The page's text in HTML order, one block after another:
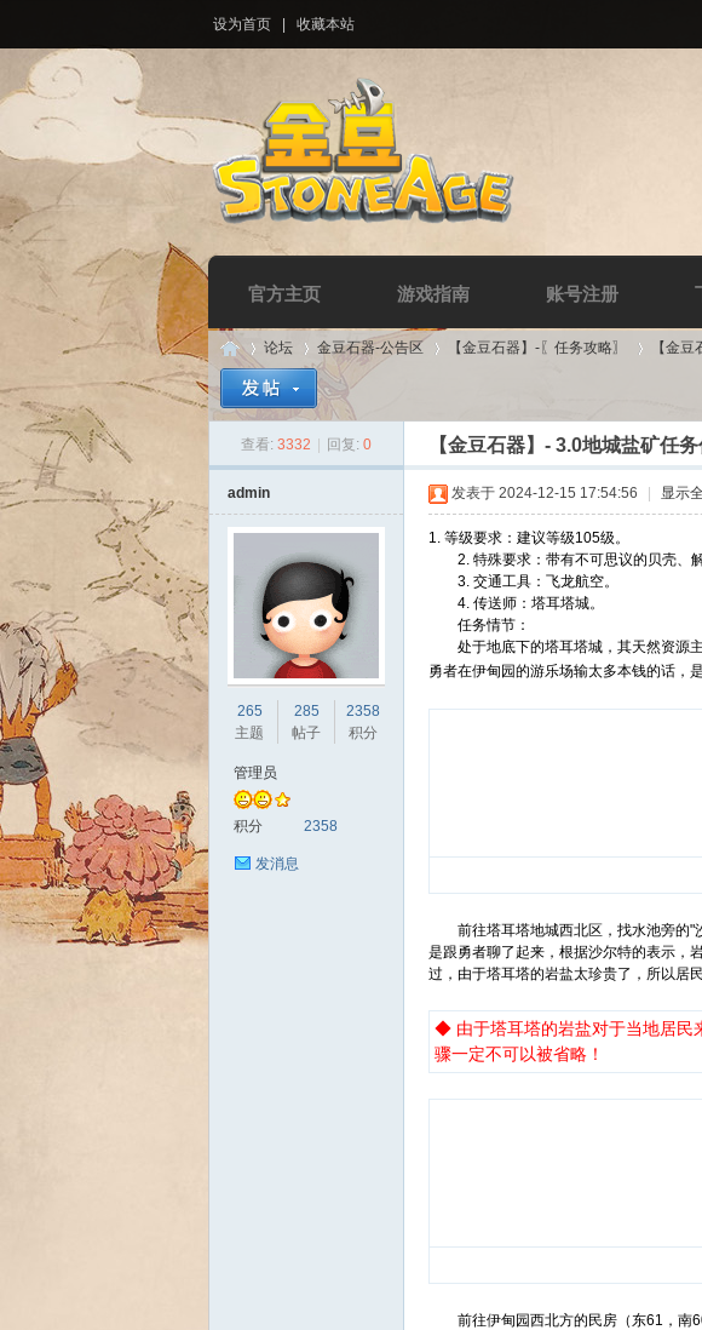
设为首页 收藏本站
官方主页 游戏指南 账号注册
»
论坛
›
金豆石器-公告区 【金豆石器】-〖任务攻略〗
›
【金
查看: 3332 回复: 0 【金豆石器】- 3.0地城盐矿任
admin
265
主题
285
帖子
2358
积分
管理员
积分 2358
发消息
发表于 2024-12-15 17:54:56 显示
1. 等级要求：建议等级105级。
2. 特殊要求：带有不可思议的贝壳、解
3. 交通工具：飞龙航空。
4. 传送师：塔耳塔城。
任务情节：
处于地底下的塔耳塔城，其天然资源主
勇者在伊甸园的游乐场输太多本钱的话，
前往塔耳塔地城西北区，找水池旁的"
是跟勇者聊了起来，根据沙尔特的表示，
过，由于塔耳塔的岩盐太珍贵了，所以居
◆ 由于塔耳塔的岩盐对于当地居民
骤一定不可以被省略！
前往伊甸园西北方的民房（东61，南60